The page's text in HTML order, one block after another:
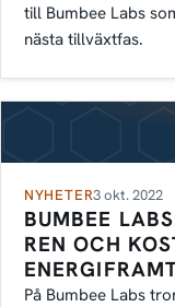
till Bumbee Labs
nästa tillväxtfas.
NYHETER3 okt. 2022
BUMBEE
REN OCH
På Bumbee Labs